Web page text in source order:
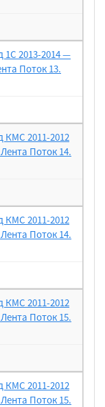
1С 2013-2014 —
Поток 13.
КМС 2011-2012
Поток 14.
КМС 2011-2012
Поток 14.
КМС 2011-2012
Поток 15.
КМС 2011-2012
Поток 15.